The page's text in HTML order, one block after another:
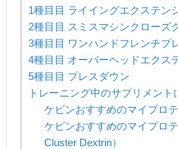
1種目目 ライイングエクステン
2種目目 スミスマシンクローズ
3種目目 ワンハンドフレンチプ
4種目目 オーバーヘッドエクス
5種目目 プレスダウン
トレーニング中のサプリメント
ケビンおすすめのマイプロ
ケビンおすすめのマイプロ
Cluster Dextrin）